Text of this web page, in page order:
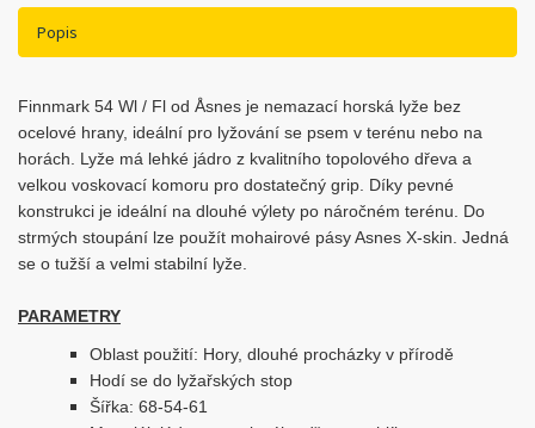
Popis
Finnmark 54 Wl / Fl od Åsnes je nemazací horská lyže bez
ocelové hrany, ideální pro lyžování se psem v terénu nebo na
horách. Lyže má lehké jádro z kvalitního topolového dřeva a
velkou voskovací komoru pro dostatečný grip. Díky pevné
konstrukci je ideální na dlouhé výlety po náročném terénu. Do
strmých stoupání lze použít mohairové pásy Asnes X-skin. Jedná
se o tužší a velmi stabilní lyže.
PARAMETRY
Oblast použití: Hory, dlouhé procházky v přírodě
Hodí se do lyžařských stop
Šířka: 68-54-61